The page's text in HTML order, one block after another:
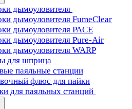
дымоуловителя
дымоуловителя FumeClear
дымоуловителя PACE
дымоуловителя Pure-Air
дымоуловителя WARP
для шприца
паяльные станции
флюс для пайки
для паяльных станций